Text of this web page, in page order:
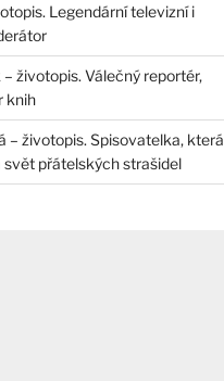
Legendární televizní i
životopis. Válečný reportér,
knih
– životopis. Spisovatelka, která
přátelských strašidel